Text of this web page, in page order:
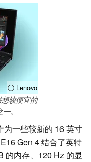
ⓘ Lenovo
较便宜的
。
一些较新的 16 英寸
Gen 4 结合了英特
的内存、120 Hz 的显